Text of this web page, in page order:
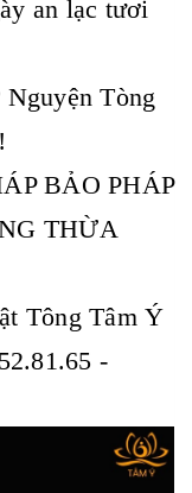
an lạc tươi
Tòng
BẢO PHÁP
THỪA
Tông Tâm Ý
-